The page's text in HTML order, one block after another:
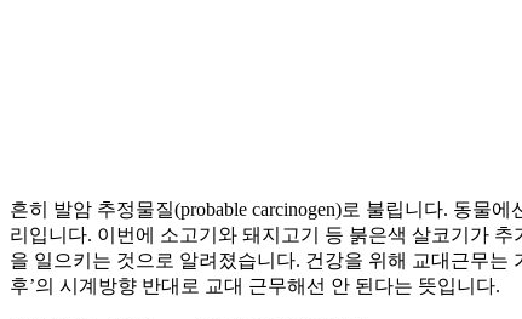
흔히 발암 추정물질(probable carcinogen)로 불립니다. 동물
리입니다. 이번에 소고기와 돼지고기 등 붉은색 살코기가
을 일으키는 것으로 알려졌습니다. 건강을 위해 교대근무
후’의 시계방향 반대로 교대 근무해선 안 된다는 뜻입니다.